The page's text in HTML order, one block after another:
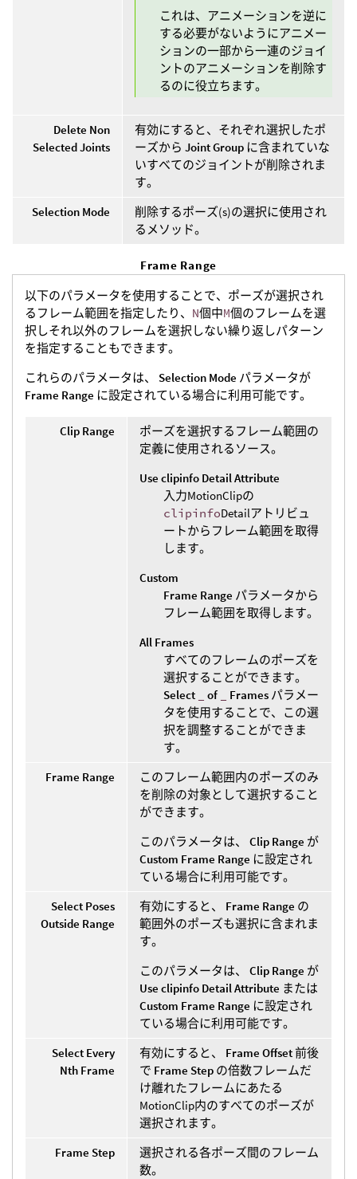
これは、アニメーションを逆に
する必要がないようにアニメー
ションの一部から一連のジョイ
ントのアニメーションを削除す
るのに役立ちます。
Delete Non
Selected Joints
有効にすると、それぞれ選択したポ
ーズから Joint Group に含まれていな
いすべてのジョイントが削除されま
す。
Selection Mode
削除するポーズ(s)の選択に使用され
るメソッド。
Frame Range
以下のパラメータを使用することで、ポーズが選択され
るフレーム範囲を指定したり、 N個中M個のフレームを選
択しそれ以外のフレームを選択しない繰り返しパターン
を指定することもできます。
これらのパラメータは、 Selection Mode パラメータが
Frame Range に設定されている場合に利用可能です。
Clip Range
ポーズを選択するフレーム範囲の
定義に使用されるソース。
Use clipinfo Detail Attribute
入力MotionClipの
clipinfoDetailアトリビュ
ートからフレーム範囲を取得
します。
Custom
Frame Range パラメータから
フレーム範囲を取得します。
All Frames
すべてのフレームのポーズを
選択することができます。
Select
of Frames パラメー
タを使用することで、この選
択を調整することができま
す。
Frame Range
このフレーム範囲内のポーズのみ
を削除の対象として選択すること
ができます。
このパラメータは、 Clip Range が
Custom Frame Range に設定され
ている場合に利用可能です。
Select Poses
Outside Range
有効にすると、 Frame Range の
範囲外のポーズも選択に含まれま
す。
このパラメータは、 Clip Range が
Use clipinfo Detail Attribute または
Custom Frame Range に設定され
ている場合に利用可能です。
Select Every
Nth Frame
有効にすると、 Frame Offset前後
で Frame Step の倍数フレームだ
け離れたフレームにあたる
MotionClip内のすべてのポーズが
選択されます。
Frame Step
選択される各ポーズ間のフレーム
数。